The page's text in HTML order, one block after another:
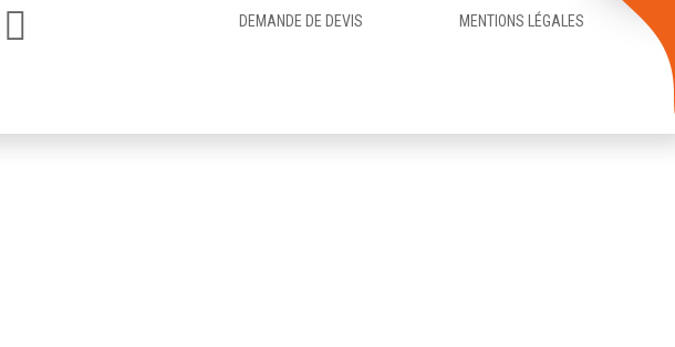
DEMANDE DE DEVIS
MENTIONS LÉGALES